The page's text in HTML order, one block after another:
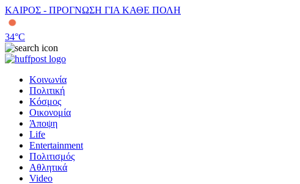
ΚΑΙΡΟΣ - ΠΡΟΓΝΩΣΗ ΓΙΑ ΚΑΘΕ ΠΟΛΗ
34°C
Κοινωνία
Πολιτική
Κόσμος
Οικονομία
Άποψη
Life
Entertainment
Πολιτισμός
Αθλητικά
Video